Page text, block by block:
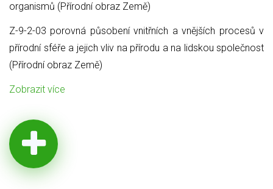
organismů (Přírodní obraz Země)
Z-9-2-03 porovná působení vnitřních a vnějších procesů v
přírodní sféře a jejich vliv na přírodu a na lidskou společnost
(Přírodní obraz Země)
Zobrazit více